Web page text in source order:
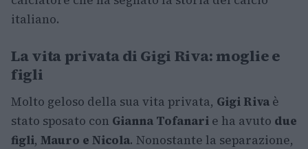
italiano.
La vita privata di Gigi Riva: moglie e
figli
Molto geloso della sua vita privata, Gigi Riva è
stato sposato con Gianna Tofanari e ha avuto due
figli, Mauro e Nicola. Nonostante la separazione,